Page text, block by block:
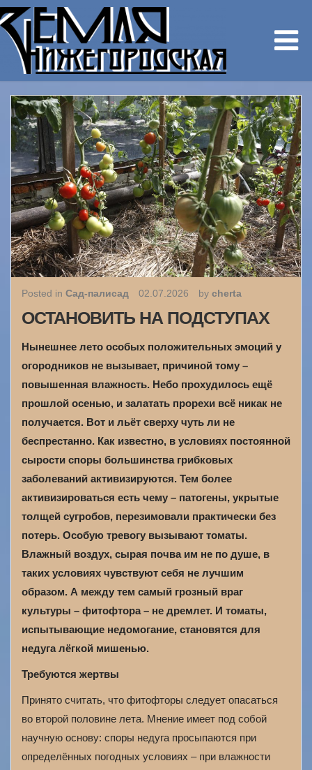
Posted in Сад-палисад 02.07.2026 by cherta
ОСТАНОВИТЬ НА ПОДСТУПАХ
Нынешнее лето особых положительных эмоций у
огородников не вызывает, причиной тому –
повышенная влажность. Небо прохудилось ещё
прошлой осенью, и залатать прорехи всё никак не
получается. Вот и льёт сверху чуть ли не
беспрестанно. Как известно, в условиях постоянной
сырости споры большинства грибковых
заболеваний активизируются. Тем более
активизироваться есть чему – патогены, укрытые
толщей сугробов, перезимовали практически без
потерь. Особую тревогу вызывают томаты.
Влажный воздух, сырая почва им не по душе, в
таких условиях чувствуют себя не лучшим
образом. А между тем самый грозный враг
культуры – фитофтора – не дремлет. И томаты,
испытывающие недомогание, становятся для
недуга лёгкой мишенью.
Требуются жертвы
Принято считать, что фитофторы следует опасаться
во второй половине лета. Мнение имеет под собой
научную основу: споры недуга просыпаются при
определённых погодных условиях – при влажности